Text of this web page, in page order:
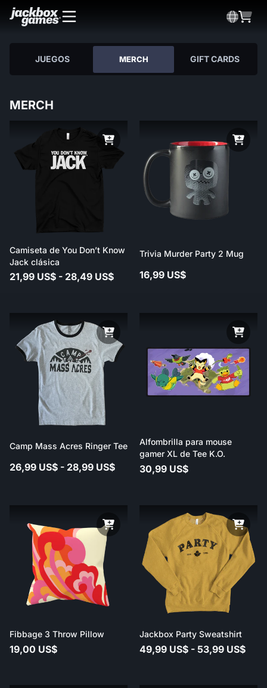
JUEGOS MERCH GIFT CARDS
MERCH
Camiseta de You Don’t Know
Jack clásica
21,99 US$ - 28,49 US$
Trivia Murder Party 2 Mug
16,99 US$
Camp Mass Acres Ringer Tee
26,99 US$ - 28,99 US$
Alfombrilla para mouse
gamer XL de Tee K.O.
30,99 US$
Fibbage 3 Throw Pillow
19,00 US$
Jackbox Party Sweatshirt
49,99 US$ - 53,99 US$